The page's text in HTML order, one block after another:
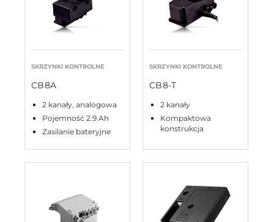
SKRZYNKI KONTROLNE
CB8A
2 kanały, analogowa
Pojemność 2.9 Ah
Zasilanie bateryjne
SKRZYNKI KONTROLNE
CB8-T
2 kanały
Kompaktowa
konstrukcja